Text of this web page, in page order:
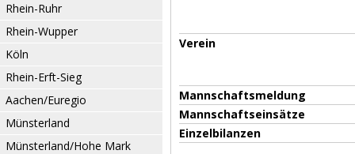
Rhein-Ruhr
Rhein-Wupper
Köln
Rhein-Erft-Sieg
Aachen/Euregio
Münsterland
Münsterland/Hohe Mark
Verein
Mannschaftsmeldung
Mannschaftseinsätze
Einzelbilanzen